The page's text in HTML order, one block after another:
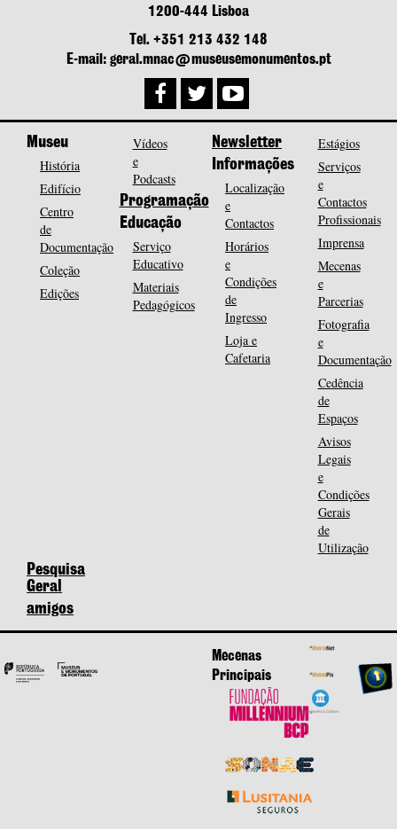
1200-444 Lisboa
Tel. +351 213 432 148
E-mail: geral.mnac@museusemonumentos.pt
Museu
História
Edifício
Centro
de
Documentação
Coleção
Edições
Vídeos
e
Podcasts
Programação
Educação
Serviço
Educativo
Materiais
Pedagógicos
Newsletter
Informações
Localização
e
Contactos
Horários
e
Condições
de
Ingresso
Loja e
Cafetaria
Estágios
Serviços
e
Contactos
Profissionais
Imprensa
Mecenas
e
Parcerias
Fotografia
e
Documentação
Cedência
de
Espaços
Avisos
Legais
e
Condições
Gerais
de
Utilização
Pesquisa
Geral
amigos
Mecenas
Principais